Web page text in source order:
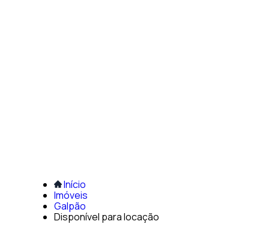
Início
Imóveis
Galpão
Disponível para locação